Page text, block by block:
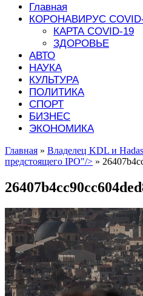
Главная
КОРОНАВИРУС
КАРТА COVID-19
ЗДОРОВЬЕ
АВТО
НАУКА
КУЛЬТУРА
ПОЛИТИКА
СПОРТ
БИЗНЕС
ЭКОНОМИКА
Главная » Владелец KDL и
предстоящего IPO"/> »